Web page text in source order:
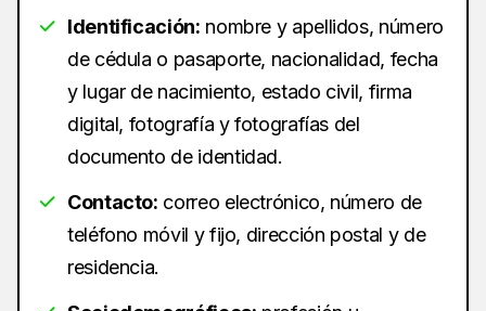
Identificación: nombre y apellidos, número
de cédula o pasaporte, nacionalidad, fecha
y lugar de nacimiento, estado civil, firma
digital, fotografía y fotografías del
documento de identidad.
Contacto: correo electrónico, número de
teléfono móvil y fijo, dirección postal y de
residencia.